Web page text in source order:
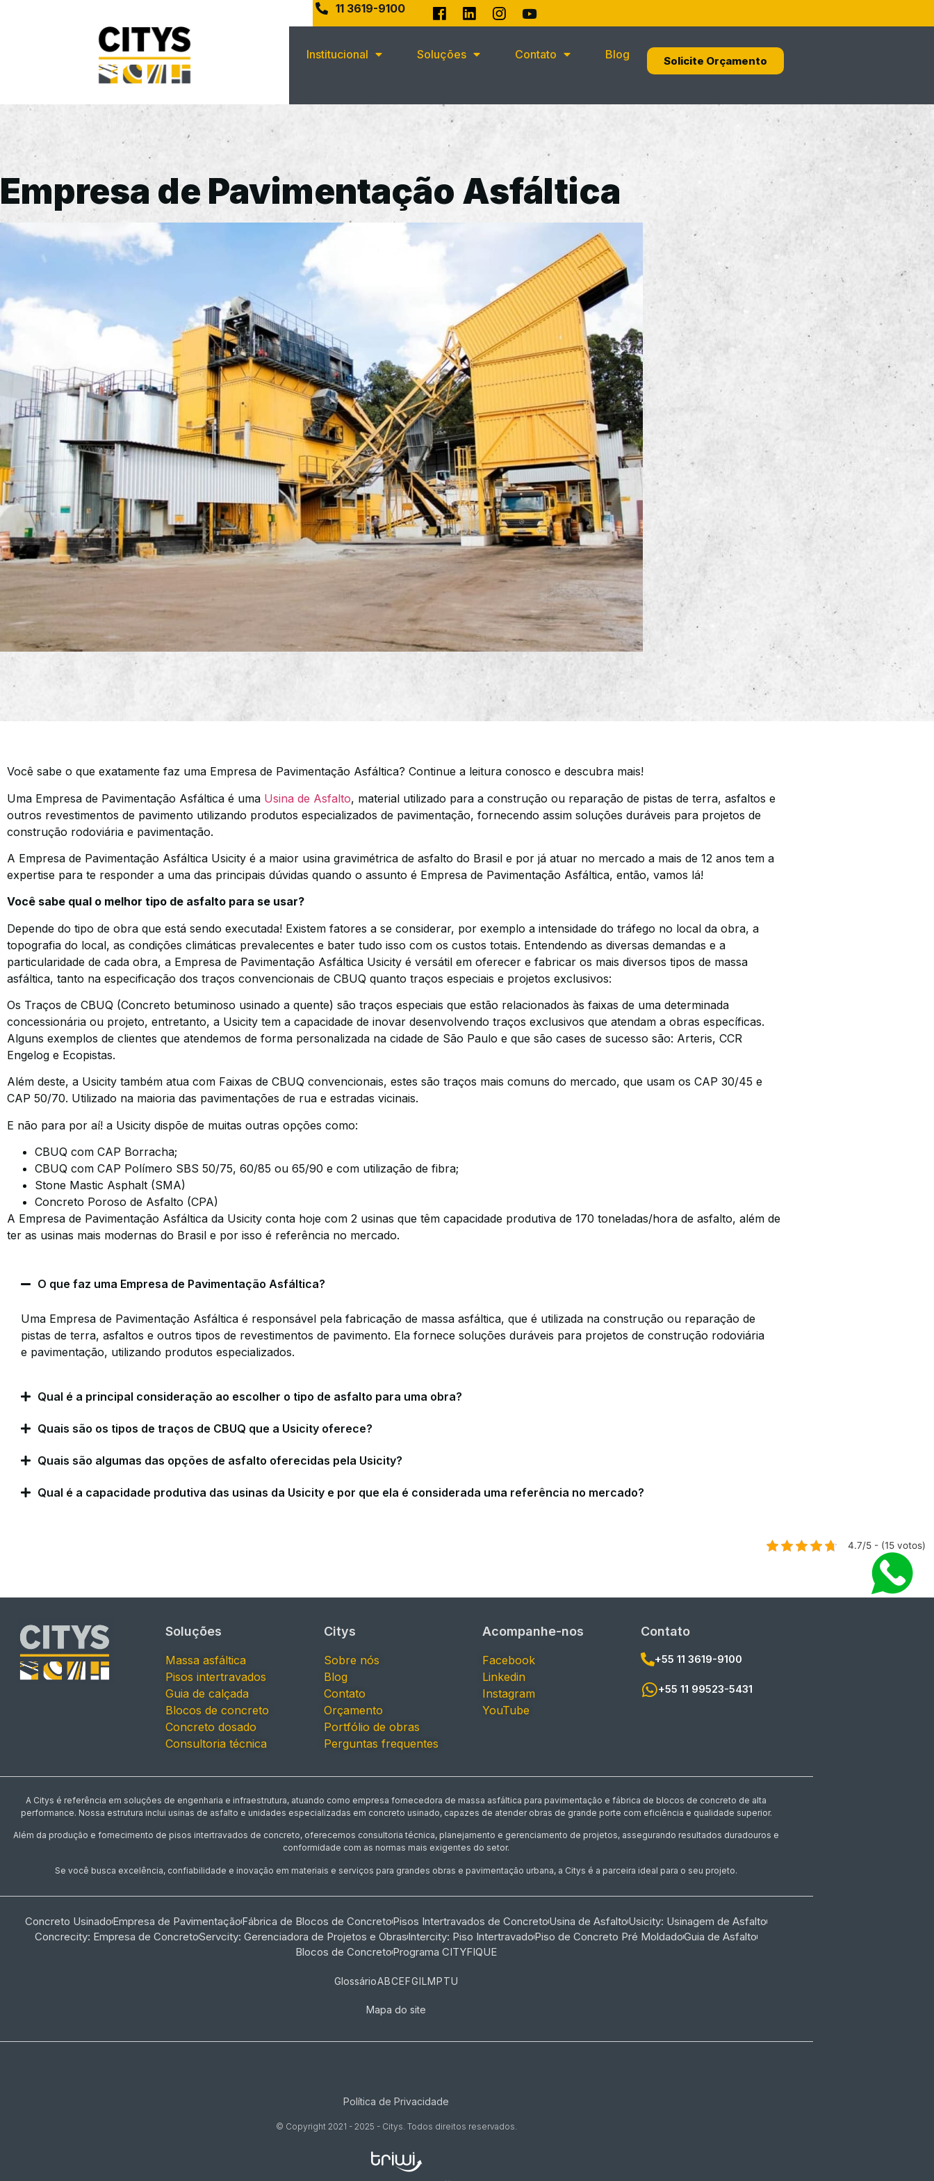
11 3619-9100
Institucional Soluções Contato Blog Solicite Orçamento
Empresa de Pavimentação Asfáltica
Você sabe o que exatamente faz uma Empresa de Pavimentação Asfáltica? Continue a leitura conosco e descubra mais!
Uma Empresa de Pavimentação Asfáltica é uma Usina de Asfalto, material utilizado para a construção ou reparação de pistas de terra, asfaltos e
outros revestimentos de pavimento utilizando produtos especializados de pavimentação, fornecendo assim soluções duráveis para projetos de
construção rodoviária e pavimentação.
A Empresa de Pavimentação Asfáltica Usicity é a maior usina gravimétrica de asfalto do Brasil e por já atuar no mercado a mais de 12 anos tem a
expertise para te responder a uma das principais dúvidas quando o assunto é Empresa de Pavimentação Asfáltica, então, vamos lá!
Você sabe qual o melhor tipo de asfalto para se usar?
Depende do tipo de obra que está sendo executada! Existem fatores a se considerar, por exemplo a intensidade do tráfego no local da obra, a
topografia do local, as condições climáticas prevalecentes e bater tudo isso com os custos totais. Entendendo as diversas demandas e a
particularidade de cada obra, a Empresa de Pavimentação Asfáltica Usicity é versátil em oferecer e fabricar os mais diversos tipos de massa
asfáltica, tanto na especificação dos traços convencionais de CBUQ quanto traços especiais e projetos exclusivos:
Os Traços de CBUQ (Concreto betuminoso usinado a quente) são traços especiais que estão relacionados às faixas de uma determinada
concessionária ou projeto, entretanto, a Usicity tem a capacidade de inovar desenvolvendo traços exclusivos que atendam a obras específicas.
Alguns exemplos de clientes que atendemos de forma personalizada na cidade de São Paulo e que são cases de sucesso são: Arteris, CCR
Engelog e Ecopistas.
Além deste, a Usicity também atua com Faixas de CBUQ convencionais, estes são traços mais comuns do mercado, que usam os CAP 30/45 e
CAP 50/70. Utilizado na maioria das pavimentações de rua e estradas vicinais.
E não para por aí! a Usicity dispõe de muitas outras opções como:
CBUQ com CAP Borracha;
CBUQ com CAP Polímero SBS 50/75, 60/85 ou 65/90 e com utilização de fibra;
Stone Mastic Asphalt (SMA)
Concreto Poroso de Asfalto (CPA)
A Empresa de Pavimentação Asfáltica da Usicity conta hoje com 2 usinas que têm capacidade produtiva de 170 toneladas/hora de asfalto, além de
ter as usinas mais modernas do Brasil e por isso é referência no mercado.
O que faz uma Empresa de Pavimentação Asfáltica?
Uma Empresa de Pavimentação Asfáltica é responsável pela fabricação de massa asfáltica, que é utilizada na construção ou reparação de
pistas de terra, asfaltos e outros tipos de revestimentos de pavimento. Ela fornece soluções duráveis para projetos de construção rodoviária
e pavimentação, utilizando produtos especializados.
Qual é a principal consideração ao escolher o tipo de asfalto para uma obra?
Quais são os tipos de traços de CBUQ que a Usicity oferece?
Quais são algumas das opções de asfalto oferecidas pela Usicity?
Qual é a capacidade produtiva das usinas da Usicity e por que ela é considerada uma referência no mercado?
4.7/5 - (15 votos)
Soluções
Massa asfáltica
Pisos intertravados
Guia de calçada
Blocos de concreto
Concreto dosado
Consultoria técnica
Citys
Sobre nós
Blog
Contato
Orçamento
Portfólio de obras
Perguntas frequentes
Acompanhe-nos
Facebook
Linkedin
Instagram
YouTube
Contato
+55 11 3619-9100
+55 11 99523-5431
A Citys é referência em soluções de engenharia e infraestrutura, atuando como empresa fornecedora de massa asfáltica para pavimentação e fábrica de blocos de concreto de alta
performance. Nossa estrutura inclui usinas de asfalto e unidades especializadas em concreto usinado, capazes de atender obras de grande porte com eficiência e qualidade superior.
Além da produção e fornecimento de pisos intertravados de concreto, oferecemos consultoria técnica, planejamento e gerenciamento de projetos, assegurando resultados duradouros e
conformidade com as normas mais exigentes do setor.
Se você busca excelência, confiabilidade e inovação em materiais e serviços para grandes obras e pavimentação urbana, a Citys é a parceira ideal para o seu projeto.
Concreto UsinadoEmpresa de PavimentaçãoFábrica de Blocos de ConcretoPisos Intertravados de Concreto​Usina de AsfaltoUsicity: Usinagem de Asfalto
Concrecity: Empresa de ConcretoServcity: Gerenciadora de Projetos e ObrasIntercity: Piso IntertravadoPiso de Concreto Pré MoldadoGuia de Asfalto
Blocos de ConcretoPrograma CITYFIQUE
GlossárioABCEFGILMPTU
Mapa do site
Política de Privacidade
© Copyright 2021 - 2025 - Citys. Todos direitos reservados.